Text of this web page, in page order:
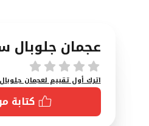
عجمان جلوبال
تقييمات
اترك أول تقييم لعجمان
كتابة